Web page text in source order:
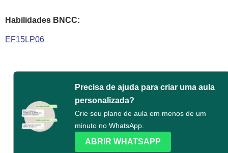
Habilidades BNCC:
EF15LP06
Precisa de ajuda para criar uma aula
personalizada?
Crie seu plano de aula em menos de um
minuto no WhatsApp.
ABRIR WHATSAPP